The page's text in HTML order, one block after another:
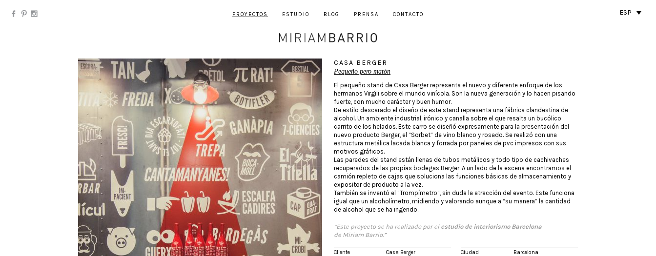
PROYECTOS ESTUDIO BLOG PRENSA CONTACTO ESP
CASA BERGER
Pequeño pero matón
El pequeño stand de Casa Berger representa el nuevo y diferente enfoque de los
hermanos Virgili sobre el mundo vinícola. Son la nueva generación y lo hacen pisando
fuerte, con mucho carácter y buen humor.
De estilo descarado el diseño de este stand representa una fábrica clandestina de
alcohol. Un ambiente industrial, irónico y canalla sobre el que resalta un bucólico
carrito de los helados. Este carro se diseñó expresamente para la presentación del
nuevo producto Berger, el “Sorbet” de vino blanco y rosado. Se realizó con una
estructura metálica lacada blanca y forrada por paneles de pvc impresos con sus
motivos gráficos.
Las paredes del stand están llenas de tubos metálicos y todo tipo de cachivaches
recuperados de las propias bodegas Berger. A un lado de la escena encontramos el
camión repleto de cajas que soluciona las funciones básicas de almacenamiento y
expositor de producto a la vez.
También se inventó el “Trompímetro”, sin duda la atracción del evento. Este funciona
igual que un alcoholímetro, midiendo y valorando aunque a “su manera” la cantidad
de alcohol que se ha ingerido.
“Este proyecto se ha realizado por el estudio de interiorismo Barcelona
de Miriam Barrio.”
Cliente
Casa Berger
Ciudad
Barcelona